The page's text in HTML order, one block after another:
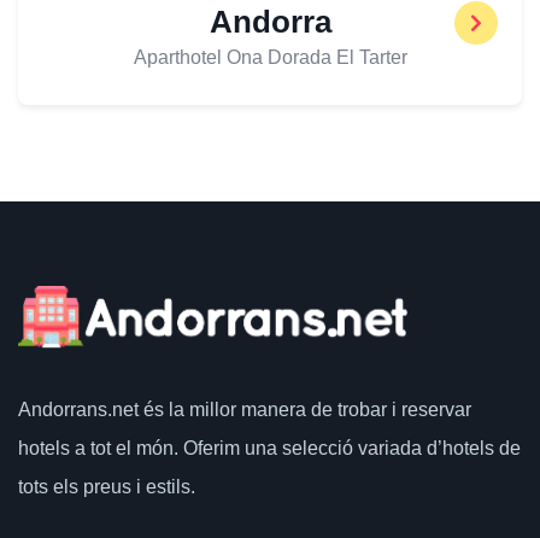
Andorra
Aparthotel Ona Dorada El Tarter
Andorrans.netés la millor manera de trobar i reservar
hotels a tot el món. Oferim una selecció variada d’hotels de
tots els preus i estils.